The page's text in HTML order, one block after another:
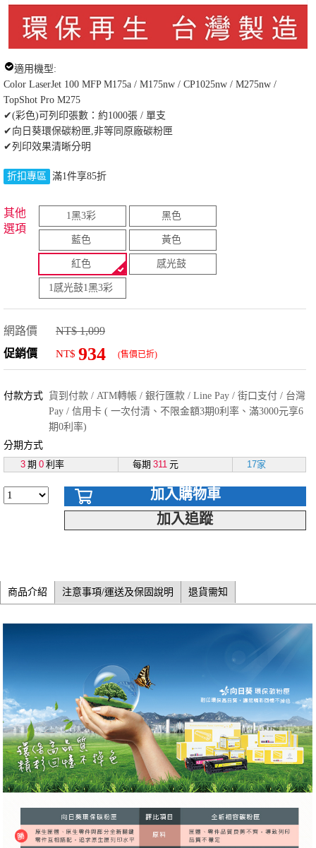
適用機型:
Color LaserJet 100 MFP M175a / M175nw / CP1025nw / M275nw /
TopShot Pro M275
✔(彩色)可列印張數：約1000張 / 單支
✔向日葵環保碳粉匣,非等同原廠碳粉匣
✔列印效果清晰分明
折扣專區 滿1件享85折
其他
選項
1黑3彩 黑色
藍色 黃色
紅色 感光鼓
1感光鼓1黑3彩
網路價
NT$ 1,099
促銷價
NT$ 934 (售價已折)
付款方式 貨到付款 / ATM轉帳 / 銀行匯款 / Line Pay / 街口支付 / 台灣
Pay / 信用卡 ( 一次付清、不限金額3期0利率、滿3000元享6
期0利率)
分期方式
3 期 0 利率 每期 311 元 17家
加入購物車
加入追蹤
商品介紹 注意事項/運送及保固說明 退貨需知